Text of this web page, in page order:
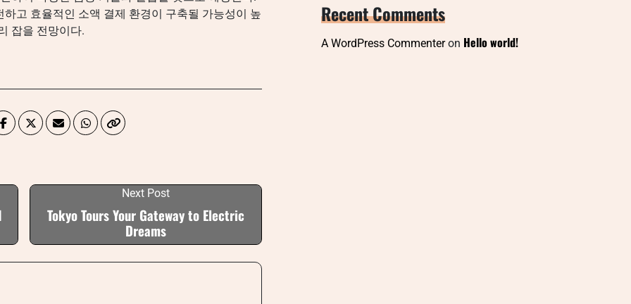
고 효율적인 소액 결제 환경이 구축될 가능성이 높
잡을 전망이다.
Next Post
Tokyo Tours Your Gateway to Electric
Dreams
Recent Comments
A WordPress Commenteron Hello world!